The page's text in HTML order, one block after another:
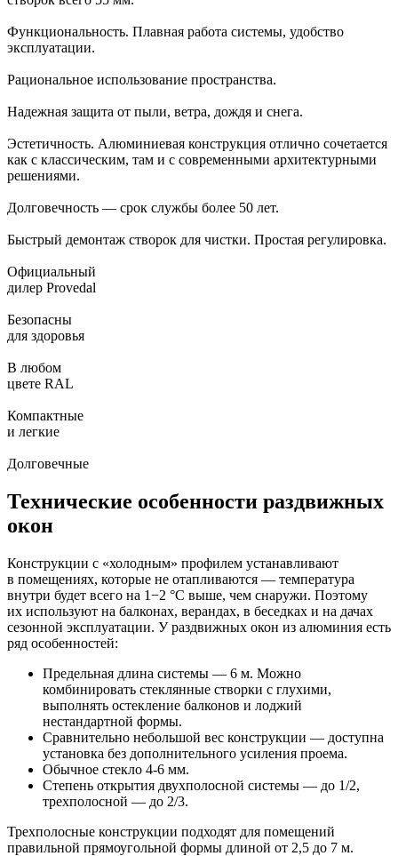
Функциональность. Плавная работа системы, удобство
эксплуатации.
Рациональное использование пространства.
Надежная защита от пыли, ветра, дождя и снега.
Эстетичность. Алюминиевая конструкция отлично сочетается
как с классическим, там и с современными архитектурными
решениями.
Долговечность — срок службы более 50 лет.
Быстрый демонтаж створок для чистки. Простая регулировка.
Официальный
дилер Provedal
Безопасны
для здоровья
В любом
цвете RAL
Компактные
и легкие
Долговечные
Технические особенности раздвижных
окон
Конструкции с «холодным» профилем устанавливают
в помещениях, которые не отапливаются — температура
внутри будет всего на 1−2 °С выше, чем снаружи. Поэтому
их используют на балконах, верандах, в беседках и на дачах
сезонной эксплуатации. У раздвижных окон из алюминия есть
ряд особенностей:
Предельная длина системы — 6 м. Можно
комбинировать стеклянные створки с глухими,
выполнять остекление балконов и лоджий
нестандартной формы.
Сравнительно небольшой вес конструкции — доступна
установка без дополнительного усиления проема.
Обычное стекло 4-6 мм.
Степень открытия двухполосной системы — до 1/2,
трехполосной — до 2/3.
Трехполосные конструкции подходят для помещений
правильной прямоугольной формы длиной от 2,5 до 7 м.